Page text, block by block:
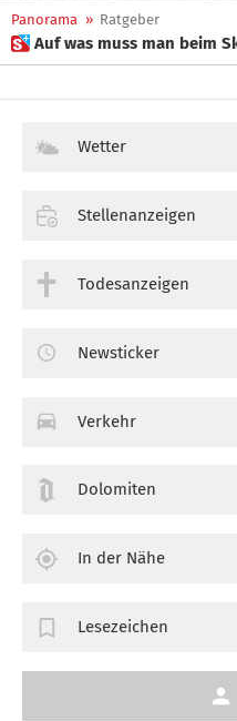
Panorama » Ratgeber
 Auf was muss man beim
Wetter
Stellenanzeigen
Todesanzeigen
Newsticker
Verkehr
Dolomiten
In der Nähe
Lesezeichen